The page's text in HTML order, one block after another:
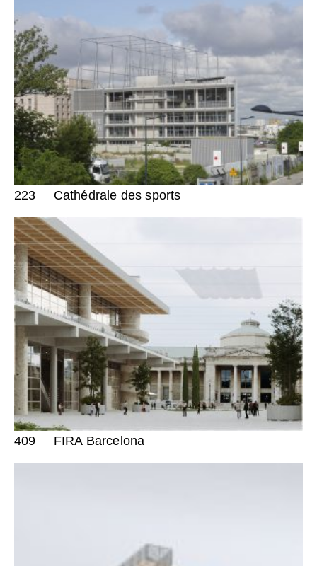
223 Cathédrale des sports
409 FIRA Barcelona